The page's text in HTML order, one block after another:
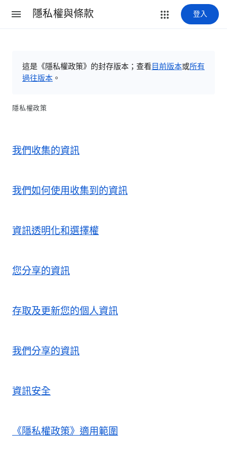
隱私權與條款 登入
這是《隱私權政策》的封存版本；查看 目前版本或所有
過往版本 。
隱私權政策
我們收集的資訊
我們如何使用收集到的資訊
資訊透明化和選擇權
您分享的資訊
存取及更新您的個人資訊
我們分享的資訊
資訊安全
《隱私權政策》適用範圍